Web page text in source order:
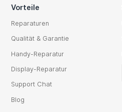
Vorteile
Reparaturen
Qualität & Garantie
Handy-Reparatur
Display-Reparatur
Support Chat
Blog